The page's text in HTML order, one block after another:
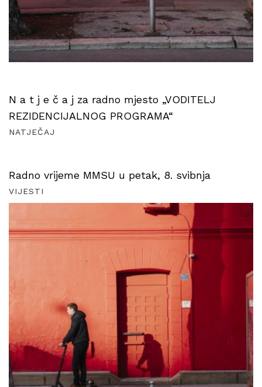
N a t j e č a j za radno mjesto „VODITELJ
REZIDENCIJALNOG PROGRAMA“
NATJEČAJ
Radno vrijeme MMSU u petak, 8. svibnja
VIJESTI